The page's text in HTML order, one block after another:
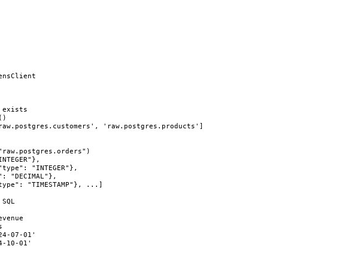
exists
()
'raw.postgres.products']
raw.postgres.orders" )
"INTEGER"},
"DECIMAL"},
"TIMESTAMP"}, ...]
07-01'
10-01'